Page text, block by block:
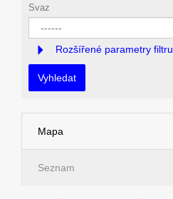
Svaz
Rozšířené parametry filtru
Vyhledat
Mapa
Seznam